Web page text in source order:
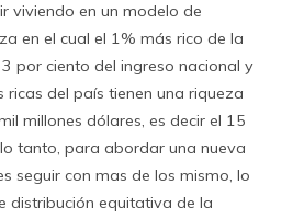
viviendo en un modelo de
en el cual el 1% más rico de la
por ciento del ingreso nacional y
del país tienen una riqueza
millones dólares, es decir el 15
tanto, para abordar una nueva
seguir con mas de los mismo, lo
distribución equitativa de la